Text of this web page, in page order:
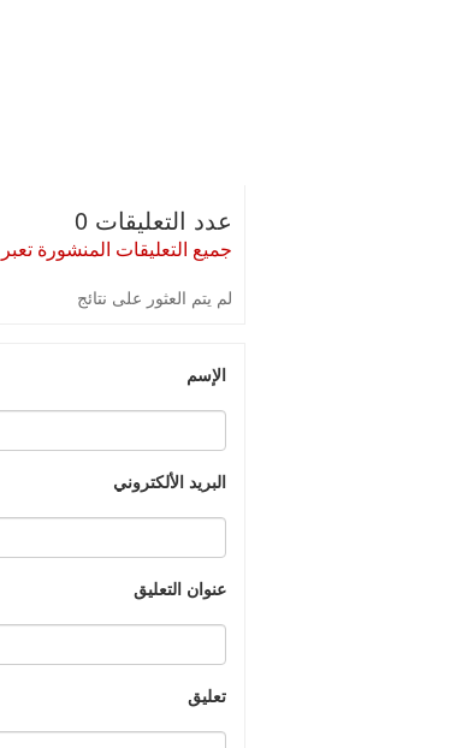
عدد التعليقات 0
جميع التعليقات المنشورة
لم يتم العثور على نتائج
الإسم
البريد الألكتروني
عنوان التعليق
تعليق